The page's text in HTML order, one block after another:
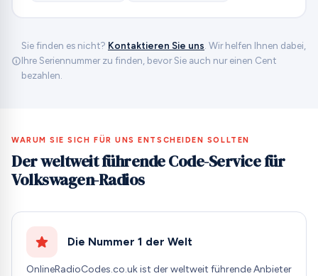
Sie finden es nicht? Kontaktieren Sie uns. Wir helfen Ihnen dabei,
Ihre Seriennummer zu finden, bevor Sie auch nur einen Cent
bezahlen.
WARUM SIE SICH FÜR UNS ENTSCHEIDEN SOLLTEN
Der weltweit führende Code-Service für
Volkswagen-Radios
Die Nummer 1 der Welt
OnlineRadioCodes.co.uk ist der weltweit führende Anbieter